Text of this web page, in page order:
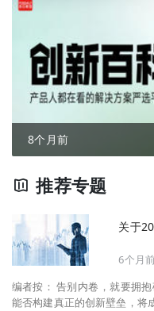
8个月前
推荐专题
关于
6个月
编者按： 告别内卷，就要拥抱确定的历史性机遇：未来食品健康化。而
能否构建真正的创新壁垒，将成为